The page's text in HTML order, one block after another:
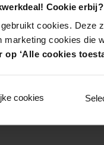
Cookie erbij?
cookies. Deze
marketing cookies die
op ‘Alle cookies
cookies